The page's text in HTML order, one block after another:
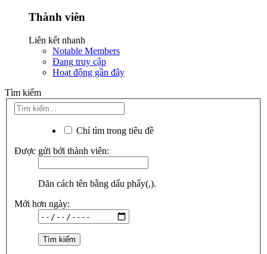
Thành viên
Liên kết nhanh
Notable Members
Đang truy cập
Hoạt động gần đây
Tìm kiếm
Chỉ tìm trong tiêu đề
Được gửi bởi thành viên:
Dãn cách tên bằng dấu phẩy(,).
Mới hơn ngày: